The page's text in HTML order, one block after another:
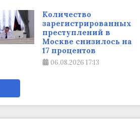
Количество
зарегистрированных
преступлений в
Москве снизилось на
17 процентов
06.08.2026 17:13